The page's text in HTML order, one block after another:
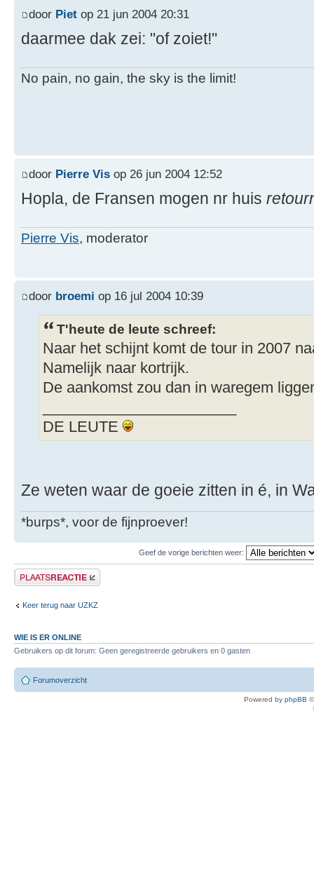
door Piet op 21 jun 2004 20:31
daarmee dak zei: "of zoiet!"
No pain, no gain, the sky is the limit!
door Pierre Vis op 26 jun 2004 12:52
Hopla, de Fransen mogen nr huis
Pierre Vis, moderator
door broemi op 16 jul 2004 10:39
T'heute de leute schreef:
Naar het schijnt komt de tour in 2007
Namelijk naar kortrijk.
De aankomst zou dan in waregem
DE LEUTE
Ze weten waar de goeie zitten in é, in
*burps*, voor de fijnproever!
Geef de vorige berichten weer:
Plaats een reactie
Keer terug naar UZKZ
WIE IS ER ONLINE
Gebruikers op dit forum: Geen geregistreerde gebruikers en 0 gasten
Forumoverzicht
Powered by phpBB